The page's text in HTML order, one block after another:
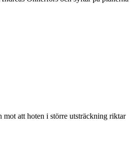
mot att hoten i större utsträckning riktar